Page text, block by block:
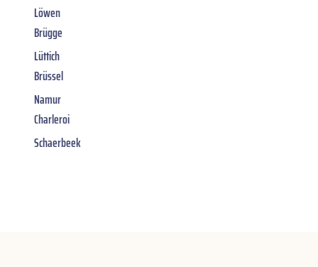
Löwen
Brügge
Lüttich
Brüssel
Namur
Charleroi
Schaerbeek